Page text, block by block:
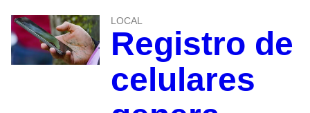
LOCAL
Registro de
celulares